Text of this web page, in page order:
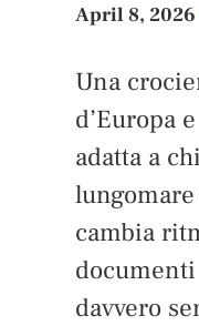
April 8, 2026
Una
d’Europa
adatta a
cambia
davvero